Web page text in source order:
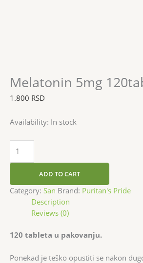
Melatonin 5mg
1.800 RSD
Availability: In stock
ADD TO CART
Category: San Brand: Puritan's Pride
Description
Reviews (0)
120 tableta u pakovanju.
Ponekad je teško opustiti se nakon